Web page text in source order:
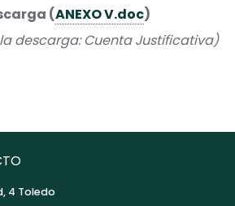
(ANEXO V.doc)
descarga: Cuenta Justificativa)
4 Toledo